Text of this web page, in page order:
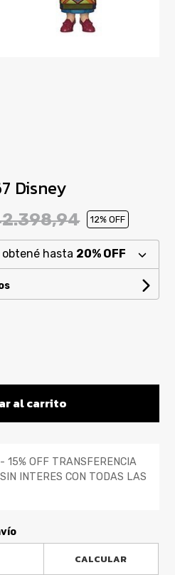
Disney
12% OFF
obtené hasta 20% OFF
al carrito
15% OFF TRANSFERENCIA
INTERES CON TODAS LAS
CALCULAR